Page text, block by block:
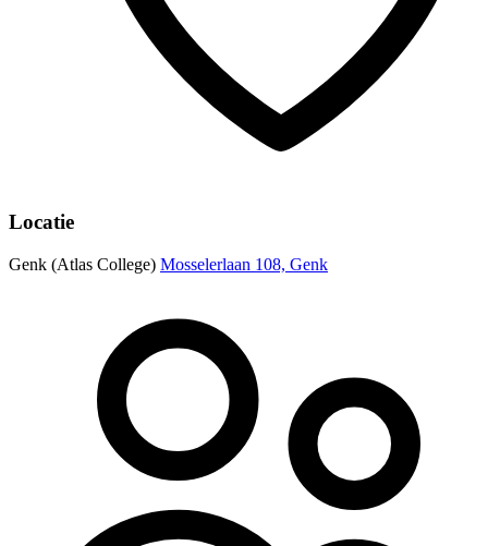
Locatie
Genk (Atlas College) Mosselerlaan 108, Genk